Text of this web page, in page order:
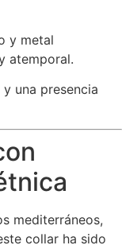
y metal
atemporal.
una presencia
mediterráneos,
collar ha sido